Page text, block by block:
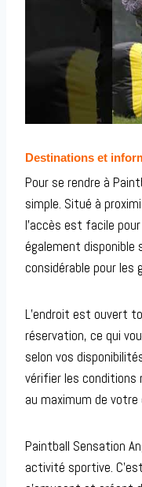
Destinations et
Pour se rendre à
simple. Situé à
l’accès est facile
également disponible
considérable pour les
L’endroit est ouvert
réservation, ce qui
selon vos
vérifier les
au maximum de votre
Paintball Sensation
activité sportive.